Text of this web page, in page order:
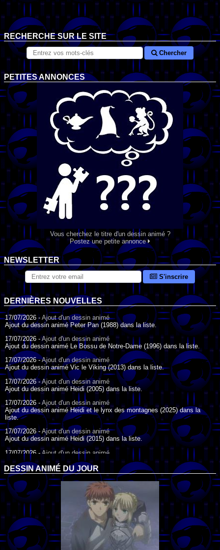
RECHERCHE SUR LE SITE
Chercher
PETITES ANNONCES
Vous cherchez le titre d'un dessin animé ?
Postez une petite annonce
NEWSLETTER
S'inscrire
DERNIÈRES NOUVELLES
17/07/2026 - Ajout d'un dessin animé
Ajout du dessin animé Peter Pan (1988) dans la liste.
17/07/2026 -Ajout d'un dessin animé
Ajout du dessin animé Le Bossu de Notre-Dame (1996) dans la liste.
17/07/2026 -Ajout d'un dessin animé
Ajout du dessin animé Vic le Viking (2013) dans la liste.
17/07/2026 -Ajout d'un dessin animé
Ajout du dessin animé Heidi (2005) dans la liste.
17/07/2026 - Ajout d'un dessin animé
Ajout du dessin animé Heidi et le lynx des montagnes (2025) dans la
liste.
17/07/2026 - Ajout d'un dessin animé
Ajout du dessin animé Heidi (2015) dans la liste.
17/07/2026 - Ajout d'un dessin animé
Ajout du dessin animé Heidi (1995) dans la liste.
09/07/2026 -Ajout d'un dessin animé
Ajout du dessin animé Genki l'Aventurier de la Chance (2006) dans la
liste.
04/07/2026 -Ajout d'un dessin animé
Ajout du dessin animé Vilain Petit Canard (2000) dans la liste.
04/07/2026 -Ajout d'un dessin animé
Ajout du dessin animé Le Noël du vilain petit canard (2003) dans la liste.
DESSIN ANIMÉ DU JOUR